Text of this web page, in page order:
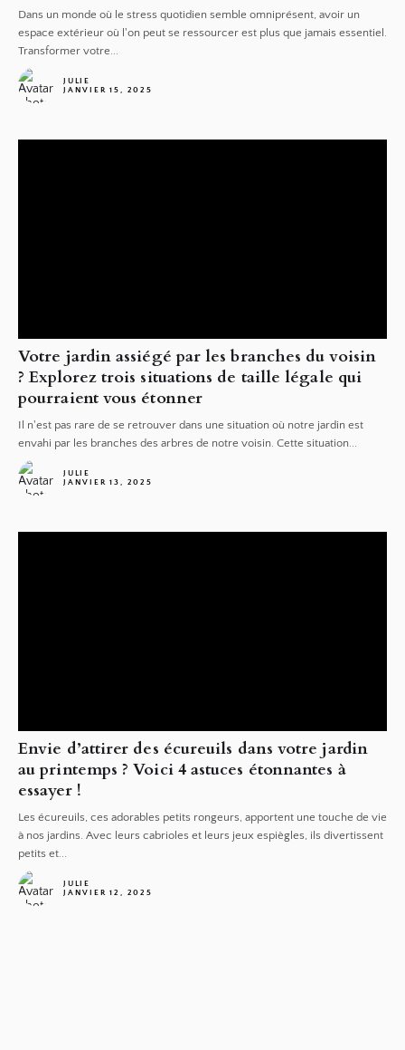
Dans un monde où le stress quotidien semble omniprésent, avoir un
espace extérieur où l'on peut se ressourcer est plus que jamais essentiel.
Transformer votre...
JULIE
JANVIER 15, 2025
Votre jardin assiégé par les branches du voisin
? Explorez trois situations de taille légale qui
pourraient vous étonner
Il n'est pas rare de se retrouver dans une situation où notre jardin est
envahi par les branches des arbres de notre voisin. Cette situation...
JULIE
JANVIER 13, 2025
Envie d’attirer des écureuils dans votre jardin
au printemps ? Voici 4 astuces étonnantes à
essayer !
Les écureuils, ces adorables petits rongeurs, apportent une touche de vie
à nos jardins. Avec leurs cabrioles et leurs jeux espiègles, ils divertissent
petits et...
JULIE
JANVIER 12, 2025